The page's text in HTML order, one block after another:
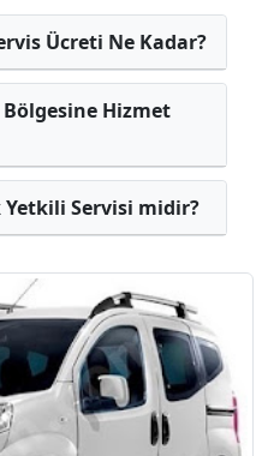
Ücreti Ne Kadar?
Hizmet
Servisi midir?